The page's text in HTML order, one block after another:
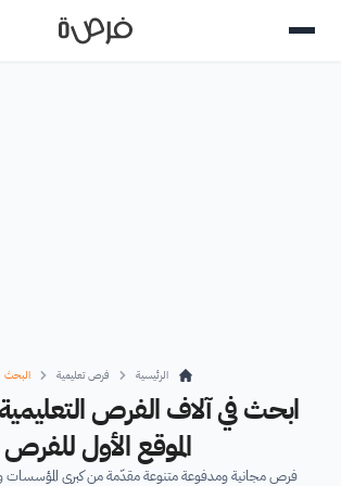
الرئيسية فرص تعليمية البحث
ابحث في آلاف الفرص التعليمية
الموقع الأول للفرص
فرص مجانية ومدفوعة متنوعة مقدّمة من كبرى المؤسسات